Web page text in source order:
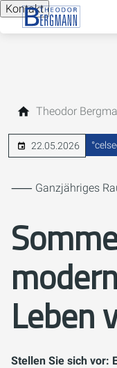
Kontakt
Theodor
22.05.2026
⸺ Ganzjähriges
Leben
Stellen Sie sich vor: